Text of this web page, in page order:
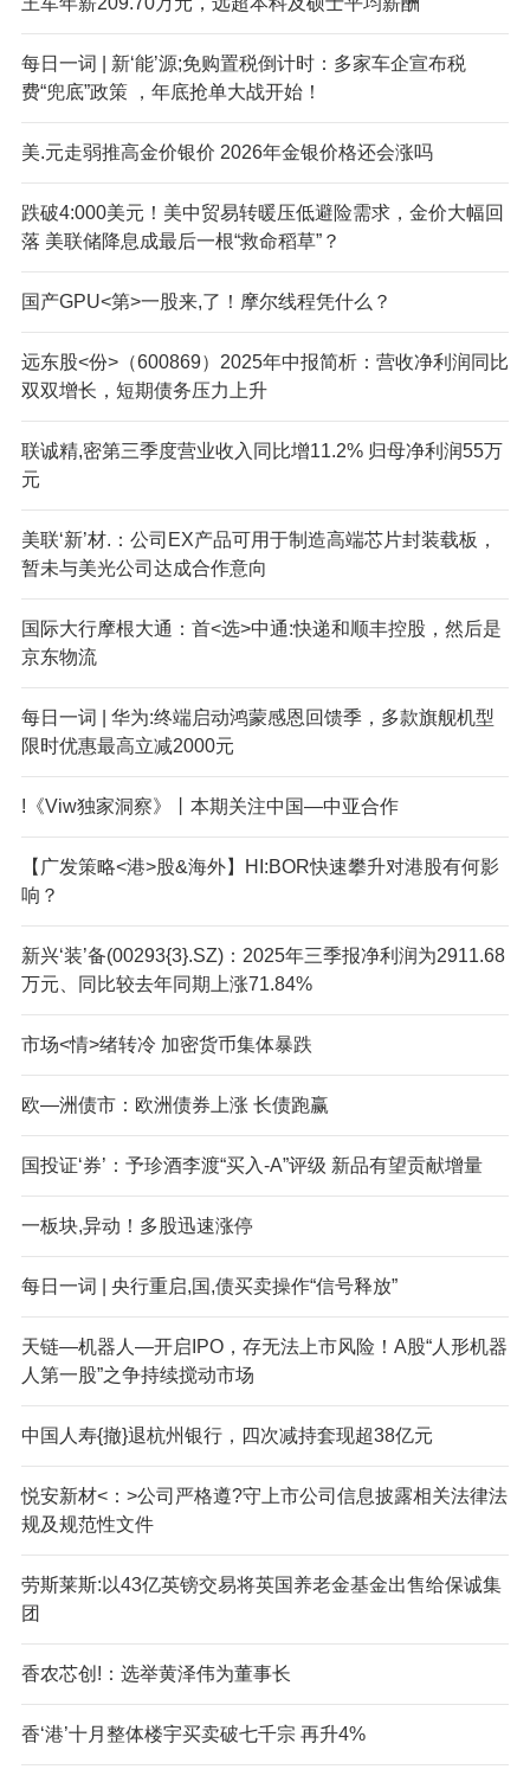
每日一词 | 新‘能’源;免购置税倒计时：多家车企宣布税
费“兜底”政策 ，年底抢单大战开始！
美.元走弱推高金价银价 2026年金银价格还会涨吗
跌破4:000美元！美中贸易转暖压低避险需求，金价大幅回
落 美联储降息成最后一根“救命稻草”？
国产GPU<第>一股来,了！摩尔线程凭什么？
远东股<份>（600869）2025年中报简析：营收净利润同比
双双增长，短期债务压力上升
联诚精,密第三季度营业收入同比增11.2% 归母净利润55万
元
美联‘新’材.：公司EX产品可用于制造高端芯片封装载板，
暂未与美光公司达成合作意向
国际大行摩根大通：首<选>中通:快递和顺丰控股，然后是
京东物流
每日一词 | 华为:终端启动鸿蒙感恩回馈季，多款旗舰机型
限时优惠最高立减2000元
​!《Viw独家洞察》丨本期关注中国—中亚合作
【广发策略<港>股&海外】HI:BOR快速攀升对港股有何影
响？
新兴‘装’备(00293{3}.SZ)：2025年三季报净利润为2911.68
万元、同比较去年同期上涨71.84%
市场<情>绪转冷 加密货币集体暴跌
欧—洲债市：欧洲债券上涨 长债跑赢
国投证‘券’：予珍酒李渡“买入-A”评级 新品有望贡献增量
一板块,异动！多股迅速涨停
每日一词 | 央行重启,国,债买卖操作“信号释放”
天链—机器人—开启IPO，存无法上市风险！A股“人形机器
人第一股”之争持续搅动市场
中国人寿{撤}退杭州银行，四次减持套现超38亿元
悦安新材<：>公司严格遵?守上市公司信息披露相关法律法
规及规范性文件
劳斯莱斯:以43亿英镑交易将英国养老金基金出售给保诚集
团
香农芯创!：选举黄泽伟为董事长
香‘港’十月整体楼宇买卖破七千宗 再升4%